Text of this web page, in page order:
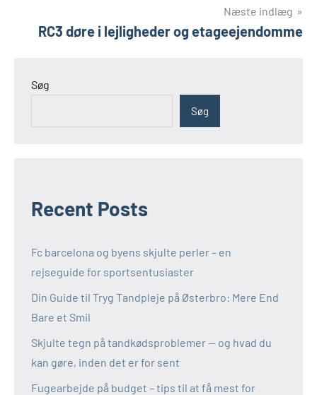
Næste indlæg
RC3 døre i lejligheder og etageejendomme
Søg
Søg
Recent Posts
Fc barcelona og byens skjulte perler – en
rejseguide for sportsentusiaster
Din Guide til Tryg Tandpleje på Østerbro: Mere End
Bare et Smil
Skjulte tegn på tandkødsproblemer — og hvad du
kan gøre, inden det er for sent
Fugearbejde på budget – tips til at få mest for